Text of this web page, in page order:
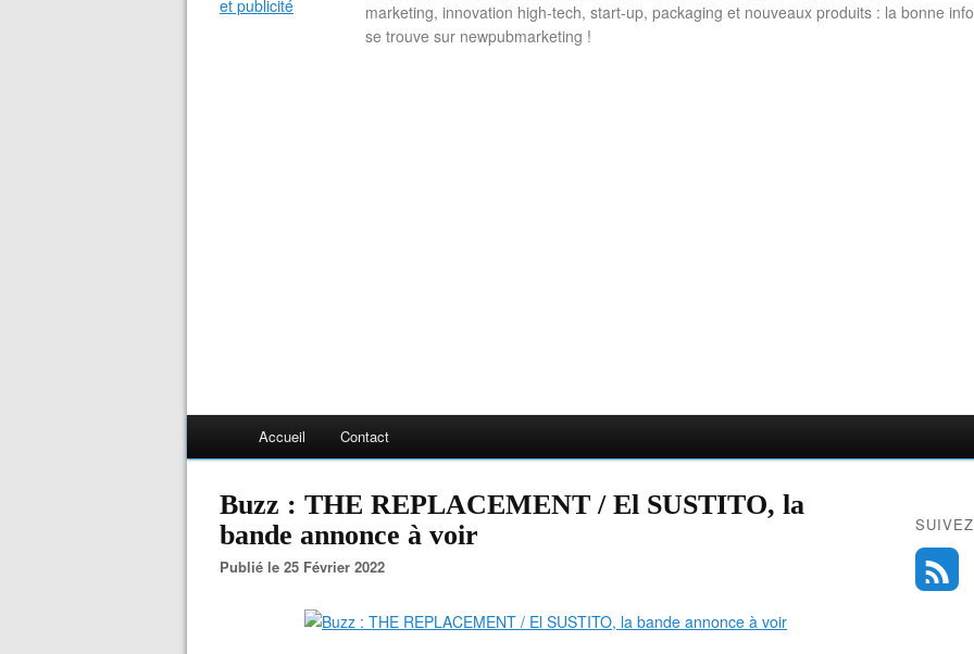
marketing, innovation high-tech, start-up, packaging et nouveaux produits : la bonne info
se trouve sur newpubmarketing !
Accueil Contact
Buzz : THE REPLACEMENT / El SUSTITO, la
bande annonce à voir
Publié le 25 Février 2022